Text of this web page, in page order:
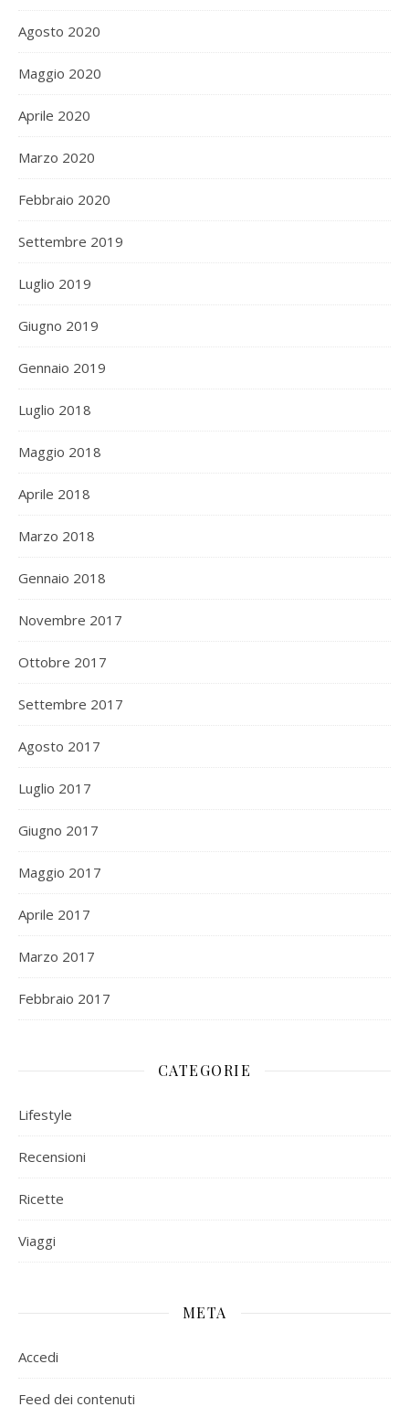
Agosto 2020
Maggio 2020
Aprile 2020
Marzo 2020
Febbraio 2020
Settembre 2019
Luglio 2019
Giugno 2019
Gennaio 2019
Luglio 2018
Maggio 2018
Aprile 2018
Marzo 2018
Gennaio 2018
Novembre 2017
Ottobre 2017
Settembre 2017
Agosto 2017
Luglio 2017
Giugno 2017
Maggio 2017
Aprile 2017
Marzo 2017
Febbraio 2017
CATEGORIE
Lifestyle
Recensioni
Ricette
Viaggi
META
Accedi
Feed dei contenuti